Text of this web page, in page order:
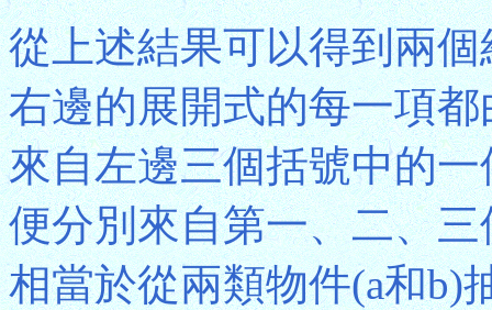
從上述結果可以得到兩
右邊的展開式的每一項
來自左邊三個括號中的一
便分別來自第一、二、
相當於從兩類物件(a和b)